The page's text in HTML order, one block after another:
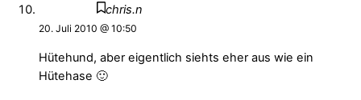
chris.n
20. Juli 2010 @ 10:50
Hütehund, aber eigentlich siehts eher aus wie ein
Hütehase 🙂